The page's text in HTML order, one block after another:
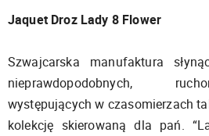
Jaquet Droz Lady 8 Flower
Szwajcarska manufaktura
nieprawdopodobnych,
występujących w czasomierzach
kolekcję skierowaną dla pań.